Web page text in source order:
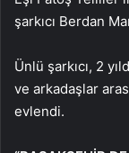
şarkıcı Berdan
Ünlü şarkıcı, 2
ve arkadaşlar
evlendi.